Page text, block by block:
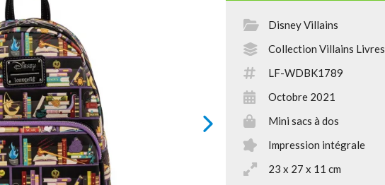
Disney Villains
Collection Villains Livres
LF-WDBK1789
Octobre 2021
Mini sacs à dos
Impression intégrale
23 x 27 x 11 cm